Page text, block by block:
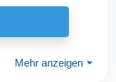
Mehr anzeigen ⏷